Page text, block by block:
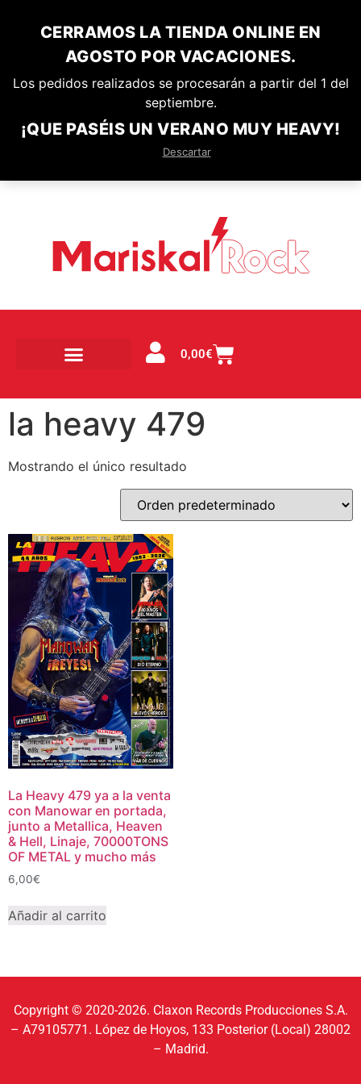
CERRAMOS LA TIENDA ONLINE EN
AGOSTO POR VACACIONES.
Los pedidos realizados se procesarán a partir del 1 del
septiembre.
¡QUE PASÉIS UN VERANO MUY HEAVY!
Descartar
0,00€
la heavy 479
Mostrando el único resultado
La Heavy 479 ya a la venta
con Manowar en portada,
junto a Metallica, Heaven
& Hell, Linaje, 70000TONS
OF METAL y mucho más
6,00€
Añadir al carrito
Copyright © 2020-2026. Claxon Records Producciones S.A.
– A79105771. López de Hoyos, 133 Posterior (Local) 28002
– Madrid.